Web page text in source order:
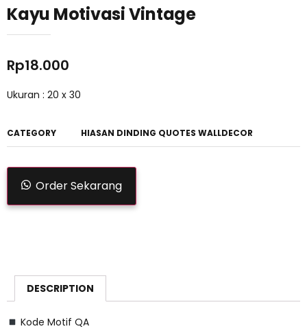
Kayu Motivasi Vintage
Rp18.000
Ukuran : 20 x 30
CATEGORY HIASAN DINDING QUOTES WALLDECOR
Order Sekarang
DESCRIPTION
Kode Motif QA